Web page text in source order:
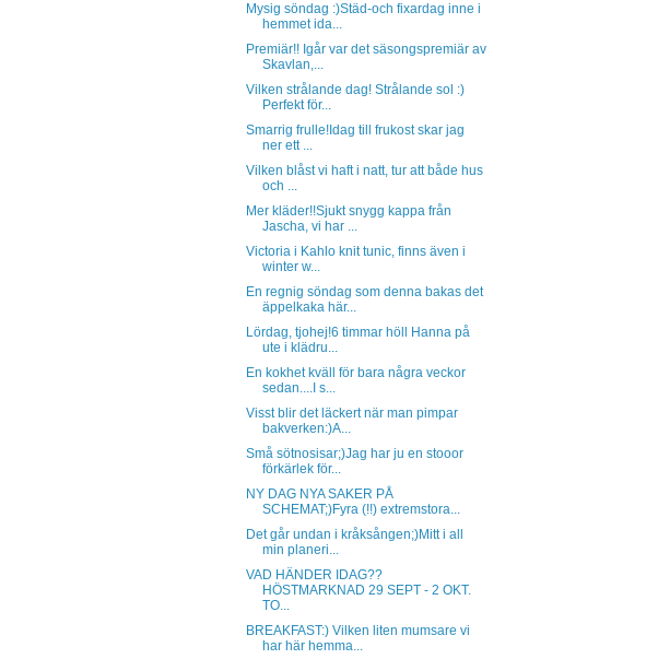
Mysig söndag :)Städ-och fixardag inne i
hemmet ida...
Premiär!! Igår var det säsongspremiär av
Skavlan,...
Vilken strålande dag! Strålande sol :)
Perfekt för...
Smarrig frulle!Idag till frukost skar jag
ner ett ...
Vilken blåst vi haft i natt, tur att både hus
och ...
Mer kläder!!Sjukt snygg kappa från
Jascha, vi har ...
Victoria i Kahlo knit tunic, finns även i
winter w...
En regnig söndag som denna bakas det
äppelkaka här...
Lördag, tjohej!6 timmar höll Hanna på
ute i klädru...
En kokhet kväll för bara några veckor
sedan....I s...
Visst blir det läckert när man pimpar
bakverken:)A...
Små sötnosisar;)Jag har ju en stooor
förkärlek för...
NY DAG NYA SAKER PÅ
SCHEMAT;)Fyra (!!) extremstora...
Det går undan i kråksången;)Mitt i all
min planeri...
VAD HÄNDER IDAG??
HÖSTMARKNAD 29 SEPT - 2 OKT.
TO...
BREAKFAST:) Vilken liten mumsare vi
har här hemma...